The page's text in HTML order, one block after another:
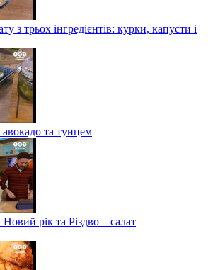
з трьох інгредієнтів: курки, капусти і
та тунцем
рік та Різдво – салат